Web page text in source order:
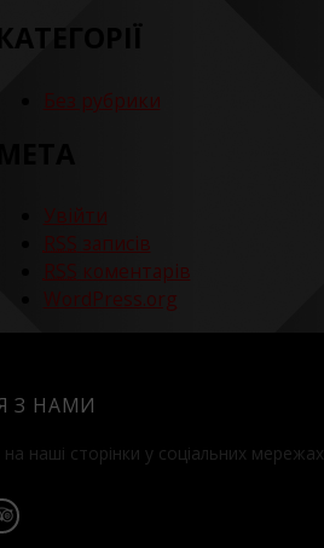
Без рубрики
Увійти
RSS записів
RSS коментарів
WordPress.org
З НАМИ
на наші сторінки у соціальних мережах